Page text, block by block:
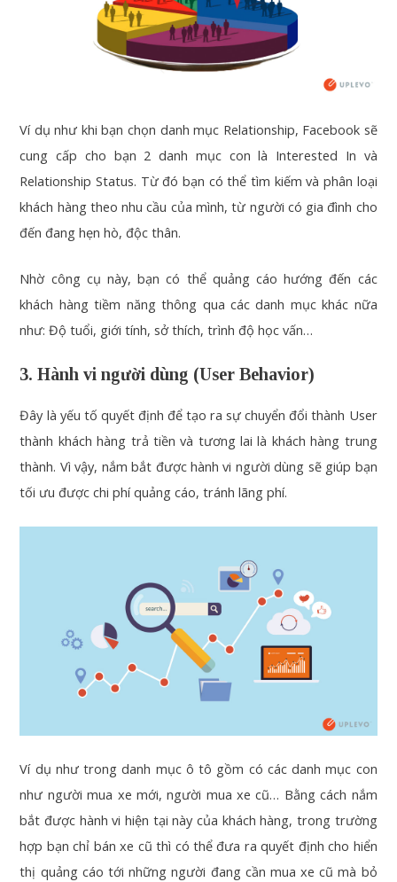
Ví dụ như khi bạn chọn danh mục Relationship, Facebook sẽ
cung cấp cho bạn 2 danh mục con là Interested In và
Relationship Status. Từ đó bạn có thể tìm kiếm và phân loại
khách hàng theo nhu cầu của mình, từ người có gia đình cho
đến đang hẹn hò, độc thân.
Nhờ công cụ này, bạn có thể quảng cáo hướng đến các
khách hàng tiềm năng thông qua các danh mục khác nữa
như: Độ tuổi, giới tính, sở thích, trình độ học vấn…
3. Hành vi người dùng (User Behavior)
Đây là yếu tố quyết định để tạo ra sự chuyển đổi thành User
thành khách hàng trả tiền và tương lai là khách hàng trung
thành. Vì vậy, nắm bắt được hành vi người dùng sẽ giúp bạn
tối ưu được chi phí quảng cáo, tránh lãng phí.
Ví dụ như trong danh mục ô tô gồm có các danh mục con
như người mua xe mới, người mua xe cũ… Bằng cách nắm
bắt được hành vi hiện tại này của khách hàng, trong trường
hợp bạn chỉ bán xe cũ thì có thể đưa ra quyết định cho hiển
thị quảng cáo tới những người đang cần mua xe cũ mà bỏ